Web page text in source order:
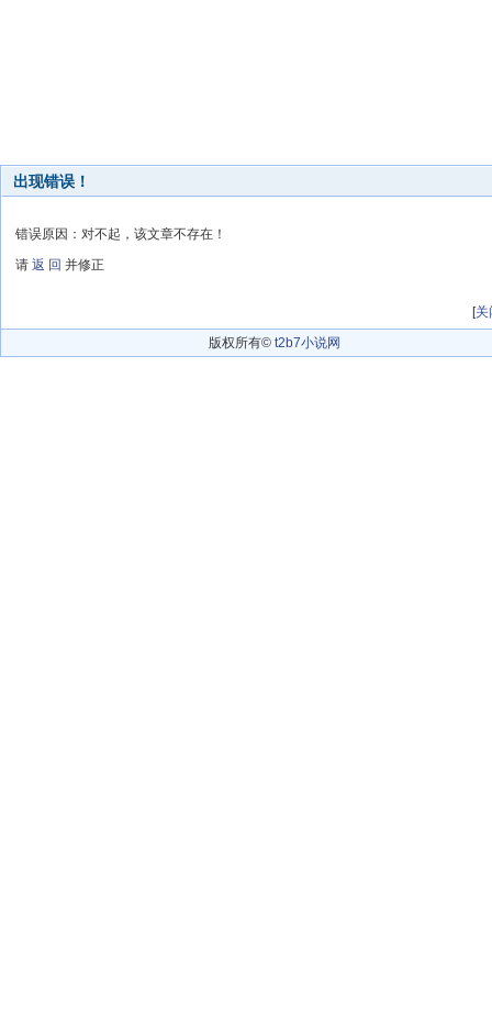
出现错误！
错误原因：对不起，该文章不存在！
请 返 回 并修正
[关
版权所有© t2b7小说网